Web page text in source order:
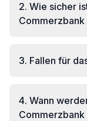
2. Wie sicher
3. Fallen für
4. Wann